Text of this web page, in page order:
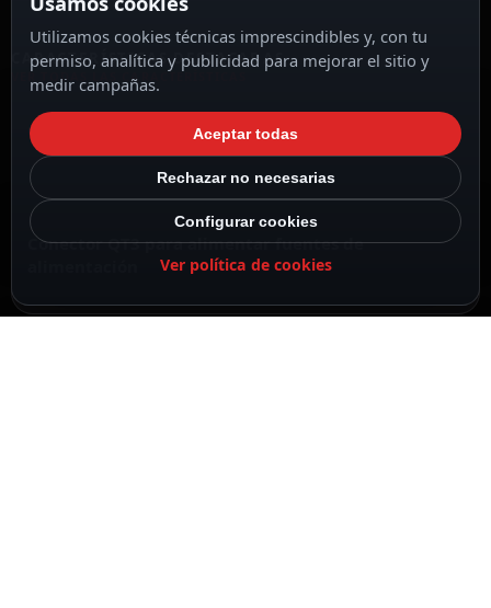
CARACTERÍSTICAS DESTACADAS
VER TODAS LAS CARACTERÍSTICAS
Cable a enchufe Tipo F
Conector QT3 para alimentar fuentes de
Utilizamos cookies técnicas imprescindibles y, con tu
permiso, analítica y publicidad para mejorar el sitio y
medir campañas.
Aceptar todas
Rechazar no necesarias
Configurar cookies
Ver política de cookies